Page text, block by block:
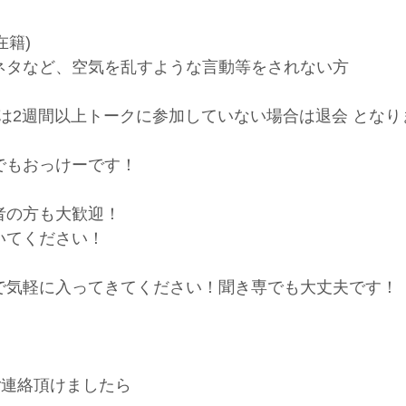
籍)
タなど、空気を乱すような言動等をされない方
2週間以上トークに参加していない場合は退会 となり
おっけーです！
方も大歓迎！
ください！
軽に入ってきてください！聞き専でも大丈夫です！
絡頂けましたら